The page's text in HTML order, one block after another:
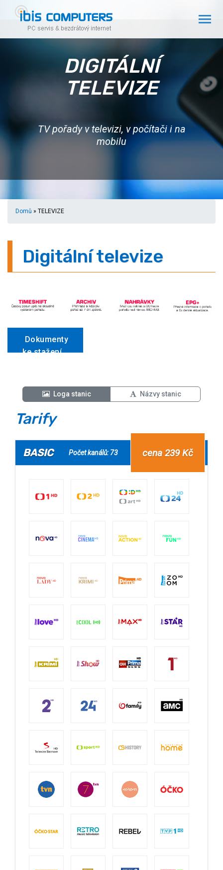
DIGITÁLNÍ
TELEVIZE
TV pořady v televizi, v počítači i na
mobilu
Domů » TELEVIZE
Digitální televize
Dokumenty
ke stažení
Loga stanic Názvy stanic
Tarify
BASIC Počet kanálů: 73 cena 239 Kč